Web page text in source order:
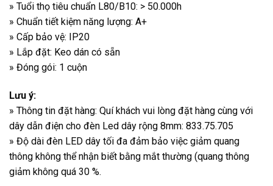
» Tuổi thọ tiêu chuẩn L80/B10: > 50.000h
» Chuẩn tiết kiệm năng lượng: A+
» Cấp bảo vệ: IP20
» Lắp đặt: Keo dán có sẵn
» Đóng gói: 1 cuộn
Lưu ý:
» Thông tin đặt hàng: Quí khách vui lòng đặt hàng cùng với
dây dẫn điện cho đèn Led dây rộng 8mm: 833.75.705
» Độ dài đèn LED dây tối đa đảm bảo việc giảm quang
thông không thể nhận biết bằng mắt thường (quang thông
giảm không quá 30 %.